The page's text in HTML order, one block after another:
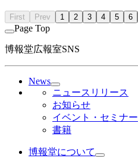
First Prev 1 2 3 4 5 6
Page Top
博報堂広報室SNS
News
ニュースリリース
お知らせ
イベント・セミナー
書籍
博報堂について